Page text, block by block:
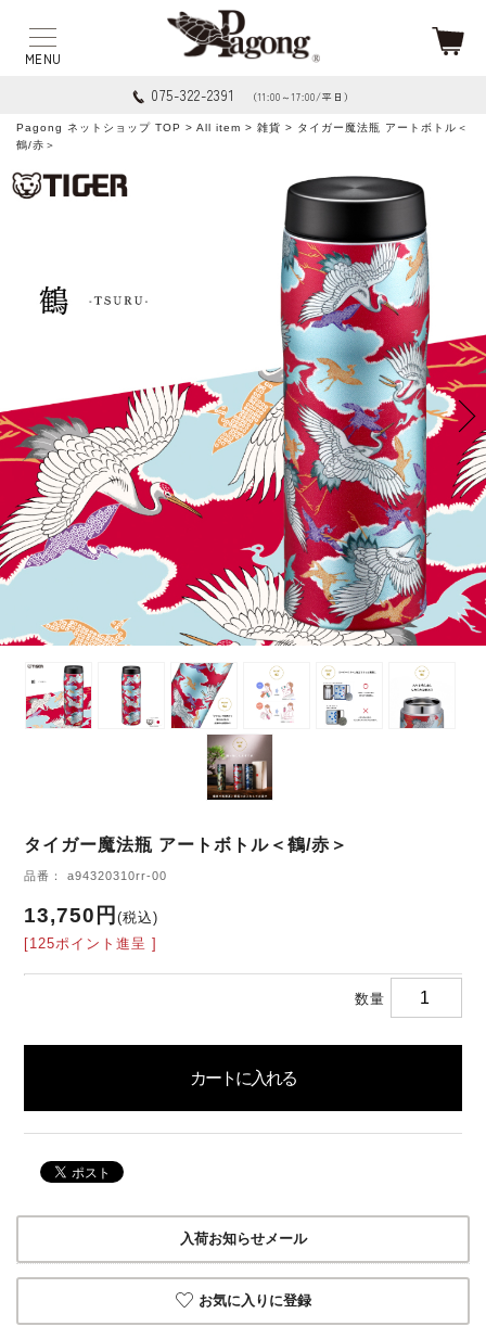
075-322-2391 （11:00～17:00/平日）
Pagong ネットショップ TOP > All item > 雑貨 > タイガー魔法瓶 アートボトル＜
鶴/赤＞
タイガー魔法瓶 アートボトル＜鶴/赤＞
品番： a94320310rr-00
13,750円(税込)
[125ポイント進呈 ]
数量
入荷お知らせメール
お気に入りに登録